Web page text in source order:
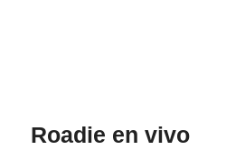
Roadie en vivo